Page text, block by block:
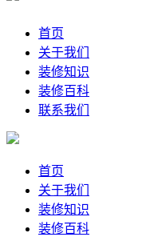
首页
关于我们
装修知识
装修百科
联系我们
首页
关于我们
装修知识
装修百科